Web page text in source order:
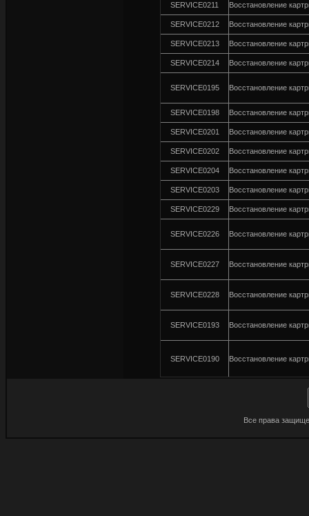
SERVICE0211 Восстановление
SERVICE0212 Восстановление
SERVICE0213 Восстановление
SERVICE0214 Восстановление
SERVICE0195 Восстановление
SERVICE0198 Восстановление
SERVICE0201 Восстановление
SERVICE0202 Восстановление
SERVICE0204 Восстановление
SERVICE0203 Восстановление
SERVICE0229 Восстановление
SERVICE0226 Восстановление
SERVICE0227 Восстановление
SERVICE0228 Восстановление
SERVICE0193 Восстановление
SERVICE0190 Восстановление
Все права